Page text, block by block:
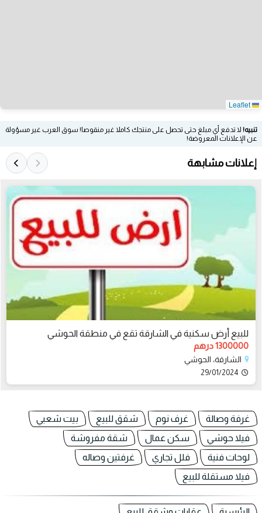
تنبيه! لا تدفع أي مبلغ حتى تحصل على منتجك كاملا غير منقوصا! سوق العرب غير مسؤولة
عن الإعلانات المعروضة!
إعلانات مشابهة
للبيع أرض سكنية في الشارقة تقع في منطقة الحوشي
1300000 درهم
الشارقة، الحوشي
29/01/2024
غرفة وصالة غرف نوم شقق للبيع
بيت شعبي
فيلا حوشي
سكن عمال
شقة مفروشة
لوحات فنية
فلل تجاري
غرفتين وصاله
فيلا مستقلة للبيع